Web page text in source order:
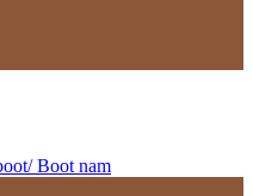
Boot nam